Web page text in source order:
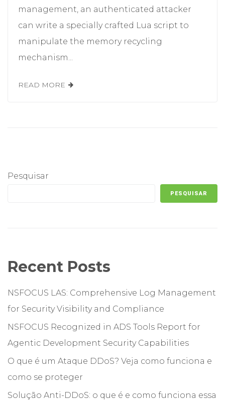
management, an authenticated attacker
can write a specially crafted Lua script to
manipulate the memory recycling
mechanism...
READ MORE
Pesquisar
PESQUISAR
Recent Posts
NSFOCUS LAS: Comprehensive Log Management
for Security Visibility and Compliance
NSFOCUS Recognized in ADS Tools Report for
Agentic Development Security Capabilities
O que é um Ataque DDoS? Veja como funciona e
como se proteger
Solução Anti-DDoS: o que é e como funciona essa